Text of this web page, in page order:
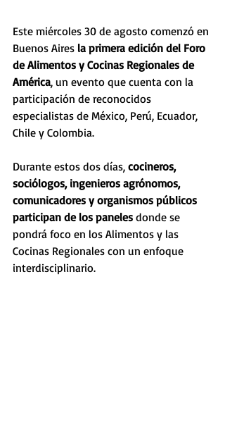
Este miércoles 30 de agosto comenzó en
Buenos Aires la primera edición del Foro
de Alimentos y Cocinas Regionales de
América, un evento que cuenta con la
participación de reconocidos
especialistas de México, Perú, Ecuador,
Chile y Colombia.
Durante estos dos días, cocineros,
sociólogos, ingenieros agrónomos,
comunicadores y organismos públicos
participan de los paneles donde se
pondrá foco en los Alimentos y las
Cocinas Regionales con un enfoque
interdisciplinario.